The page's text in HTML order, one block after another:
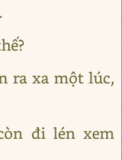
ra xa một lúc,
đi lén xem